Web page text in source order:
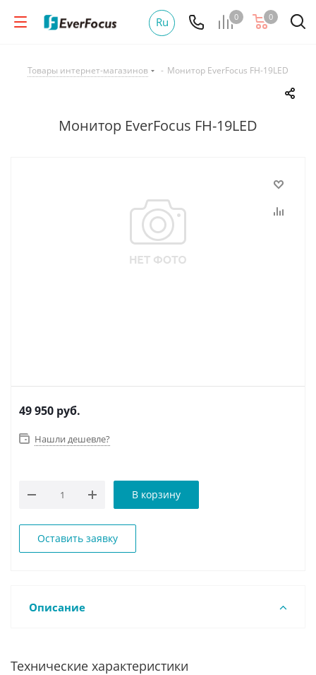
0 0
Ru
Товары интернет-магазинов - Монитор EverFocus FH-19LED
Монитор EverFocus FH-19LED
49 950 руб.
Нашли дешевле?
В корзину
Оставить заявку
Описание
Технические характеристики